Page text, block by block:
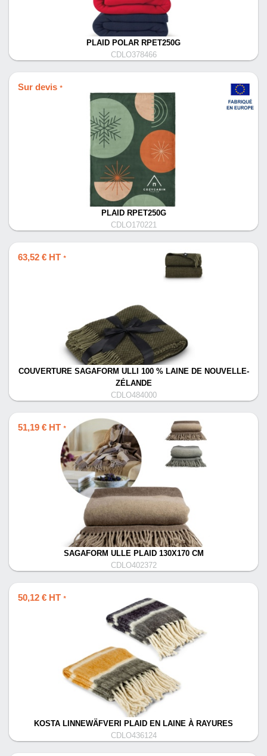
PLAID POLAR RPET250G
CDLO378466
Sur devis *
PLAID RPET250G
CDLO170221
63,52 € HT *
COUVERTURE SAGAFORM ULLI 100 % LAINE DE NOUVELLE-
ZÉLANDE
CDLO484000
51,19 € HT *
SAGAFORM ULLE PLAID 130X170 CM
CDLO402372
50,12 € HT *
KOSTA LINNEWÄFVERI PLAID EN LAINE À RAYURES
CDLO436124